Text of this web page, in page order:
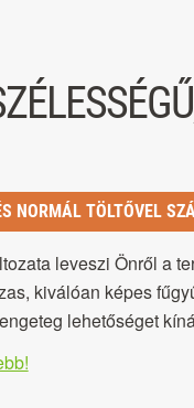
NORMÁL TÖLTŐVEL
leveszi Önről a
kiválóan képes
lehetőséget